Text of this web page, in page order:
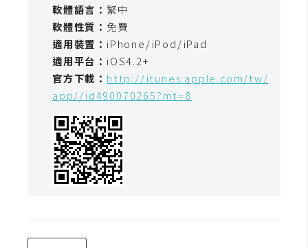
軟體語言： 繁中
軟體性質： 免費
適用裝置： iPhone/iPod/iPad
適用平台： iOS4.2+
官方下載： http://itunes.apple.com/tw/
app//id490070265?mt=8